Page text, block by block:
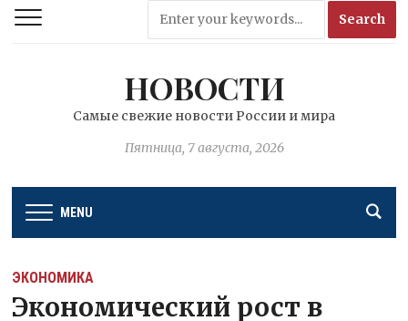
НОВОСТИ
Самые свежие новости России и мира
Пятница, 7 августа, 2026
MENU
ЭКОНОМИКА
Экономический рост в